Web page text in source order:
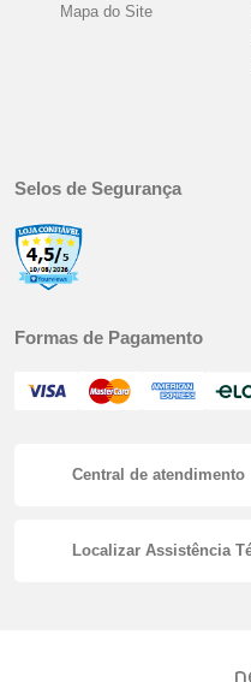
Mapa do Site
Selos de Segurança
Formas de Pagamento
Central de atendimento
Localizar Assistência